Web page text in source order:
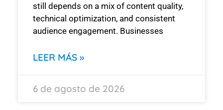
still depends on a mix of content quality,
technical optimization, and consistent
audience engagement. Businesses
LEER MÁS »
6 de agosto de 2026